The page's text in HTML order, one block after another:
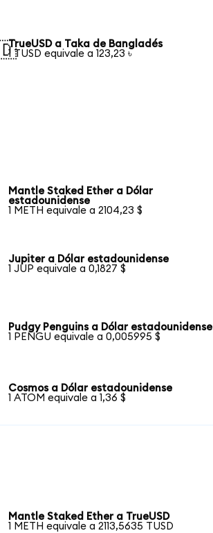
TrueUSD a Taka de Bangladés
1 TUSD equivale a 123,23 ৳
Mantle Staked Ether a Dólar
estadounidense
1 METH equivale a 2104,23 $
Jupiter a Dólar estadounidense
1 JUP equivale a 0,1827 $
Pudgy Penguins a Dólar estadounidense
1 PENGU equivale a 0,005995 $
Cosmos a Dólar estadounidense
1 ATOM equivale a 1,36 $
Mantle Staked Ether a TrueUSD
1 METH equivale a 2113,5635 TUSD